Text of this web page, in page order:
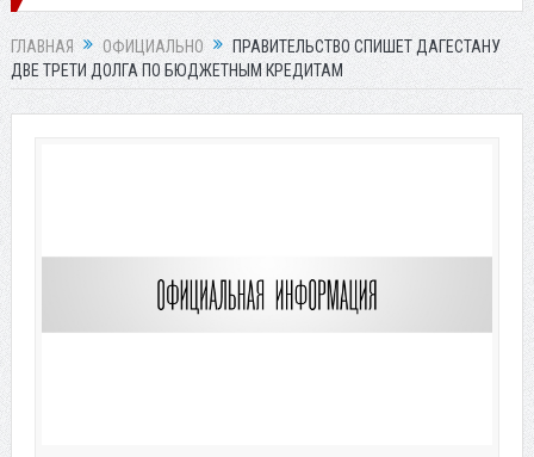
ГЛАВНАЯ ОФИЦИАЛЬНО
ПРАВИТЕЛЬСТВО СПИШЕТ ДАГЕСТАНУ
ДВЕ ТРЕТИ ДОЛГА ПО БЮДЖЕТНЫМ КРЕДИТАМ